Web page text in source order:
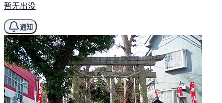
暂无出没
通知